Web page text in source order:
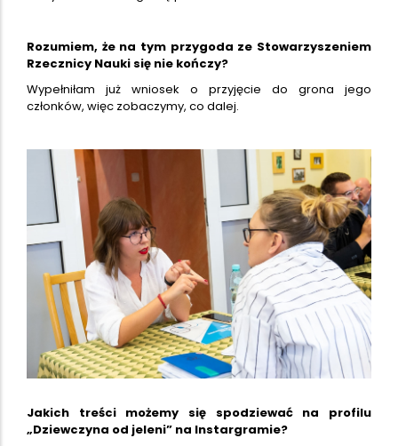
Rozumiem, że na tym przygoda ze Stowarzyszeniem
Rzecznicy Nauki się nie kończy?
Wypełniłam już wniosek o przyjęcie do grona jego
członków, więc zobaczymy, co dalej.
Jakich treści możemy się spodziewać na profilu
„Dziewczyna od jeleni” na Instargramie?